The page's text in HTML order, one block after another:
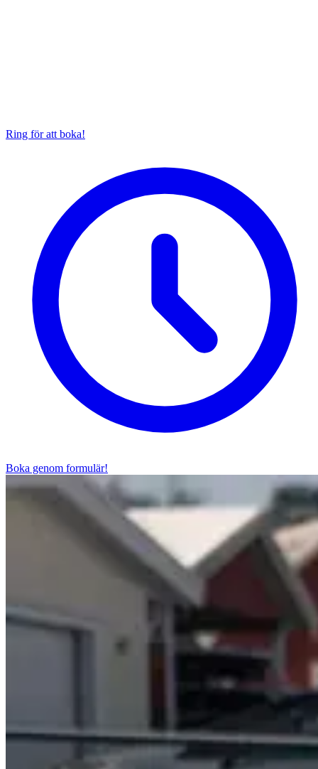
Ring för att boka!
Boka genom formulär!